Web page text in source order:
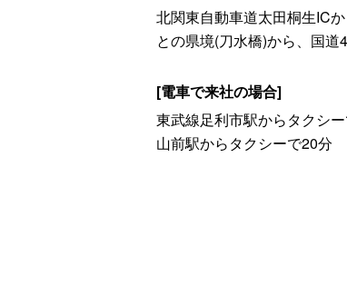
北関東自動車道太田桐生IC
との県境(刀水橋)から、国
[電車で来社の場合]
東武線足利市駅からタクシ
山前駅からタクシーで20分